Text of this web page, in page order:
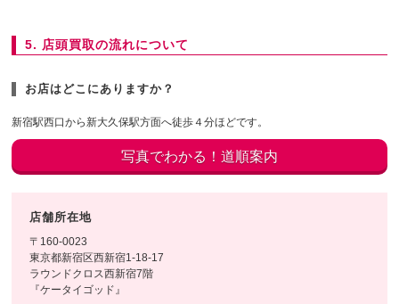
5. 店頭買取の流れについて
お店はどこにありますか？
新宿駅西口から新大久保駅方面へ徒歩４分ほどです。
写真でわかる！道順案内
店舗所在地
〒160-0023
東京都新宿区西新宿1-18-17
ラウンドクロス西新宿7階
『ケータイゴッド』